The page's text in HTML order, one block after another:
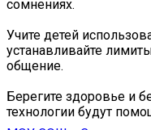
сомнениях.
Учите детей
устанавливайте
общение.
Берегите здоровье и
технологии будут